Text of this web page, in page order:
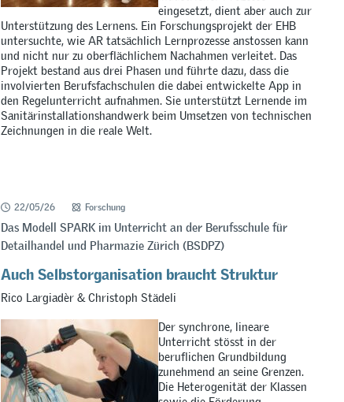
eingesetzt, dient aber auch zur
Unterstützung des Lernens. Ein Forschungsprojekt der EHB
untersuchte, wie AR tatsächlich Lernprozesse anstossen kann
und nicht nur zu oberflächlichem Nachahmen verleitet. Das
Projekt bestand aus drei Phasen und führte dazu, dass die
involvierten Berufsfachschulen die dabei entwickelte App in
den Regelunterricht aufnahmen. Sie unterstützt Lernende im
Sanitärinstallationshandwerk beim Umsetzen von technischen
Zeichnungen in die reale Welt.
22/05/26 Forschung
Das Modell SPARK im Unterricht an der Berufsschule für
Detailhandel und Pharmazie Zürich (BSDPZ)
Auch Selbstorganisation braucht Struktur
Rico Largiadèr & Christoph Städeli
Der synchrone, lineare
Unterricht stösst in der
beruflichen Grundbildung
zunehmend an seine Grenzen.
Die Heterogenität der Klassen